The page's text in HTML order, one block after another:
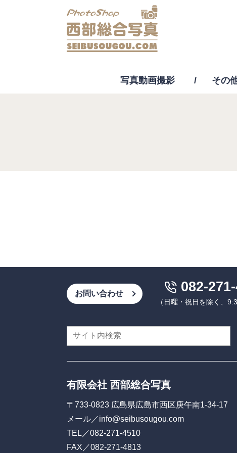
写真動画撮影 その
お問い合わせ 082-
（日曜・祝日を除く、
有限会社 西部総合写真
〒733-0823 広島県広島市西区庚午南1-34-17
メール／info@seibusougou.com
TEL／082-271-4510
FAX／082-271-4813